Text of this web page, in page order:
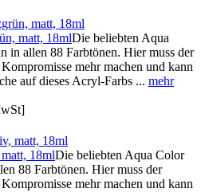
matt, 18mlDie beliebten Aqua
in allen 88 Farbtönen. Hier muss der
mehr machen und kann
auf dieses Acryl-Farbs ... mehr
18mlDie beliebten Aqua Color
88 Farbtönen. Hier muss der
mehr machen und kann